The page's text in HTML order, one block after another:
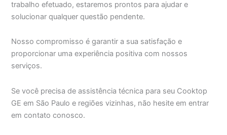
trabalho efetuado, estaremos prontos para ajudar e
solucionar qualquer questão pendente.
Nosso compromisso é garantir a sua satisfação e
proporcionar uma experiência positiva com nossos
serviços.
Se você precisa de assistência técnica para seu Cooktop
GE em São Paulo e regiões vizinhas, não hesite em entrar
em contato conosco.